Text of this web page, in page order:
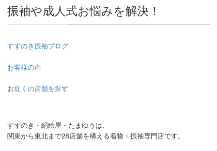
振袖や成人式お悩みを解決！
すずのき振袖ブログ
お客様の声
お近くの店舗を探す
すずのき・絹絵屋・たまゆうは、
関東から東北まで28店舗を構える着物・振袖専門店です。